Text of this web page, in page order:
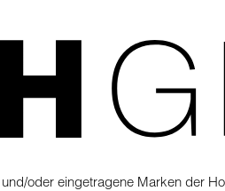
oder eingetragene Marken der